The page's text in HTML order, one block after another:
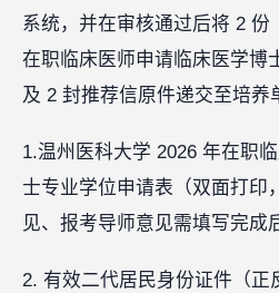
系统，并在审核通过后将 2 份
在职临床医师申请临床医学博
及 2 封推荐信原件递交至培养
1.温州医科大学 2026 年在职
士专业学位申请表（双面打印
见、报考导师意见需填写完成
2. 有效二代居民身份证件（正